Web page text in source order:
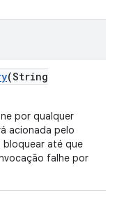
(String
por qualquer
acionada pelo
até que
falhe por